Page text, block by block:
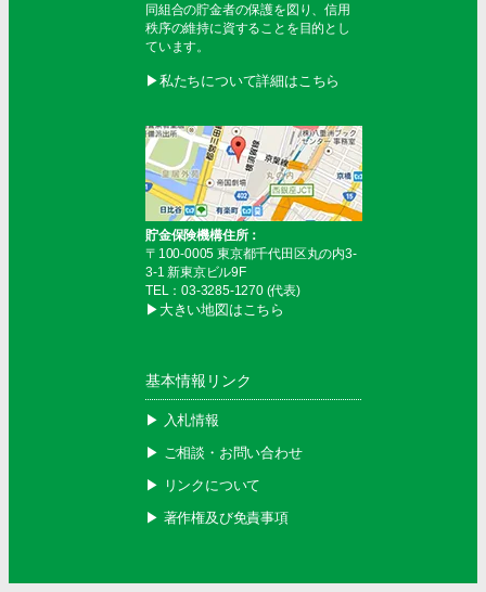
同組合の貯金者の保護を図り、信用
秩序の維持に資することを目的とし
ています。
▶︎私たちについて詳細はこちら
貯金保険機構住所：
〒100-0005 東京都千代田区丸の内3-
3-1 新東京ビル9F
TEL：03-3285-1270 (代表)
▶︎大きい地図はこちら
基本情報リンク
▶︎ 入札情報
▶︎ ご相談・お問い合わせ
▶︎ リンクについて
▶︎ 著作権及び免責事項